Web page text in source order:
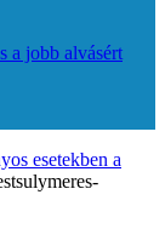
a jobb alvásért
esetekben a